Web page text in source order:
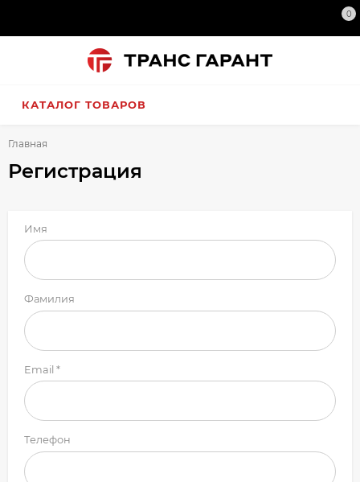
0
КАТАЛОГ ТОВАРОВ
Главная
Регистрация
Имя
Фамилия
Email *
Телефон